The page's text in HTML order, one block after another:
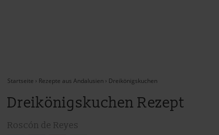
Startseite › Rezepte aus Andalusien › Dreikönigskuchen
Dreikönigskuchen Rezept
Roscón de Reyes